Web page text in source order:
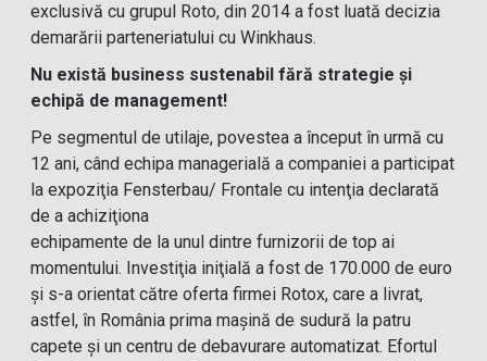
exclusivă cu grupul Roto, din 2014 a fost luată decizia
demarării parteneriatului cu Winkhaus.
Nu există business sustenabil fără strategie şi
echipă de management!
Pe segmentul de utilaje, povestea a început în urmă cu
12 ani, când echipa managerială a companiei a participat
la expoziţia Fensterbau/ Frontale cu intenţia declarată
de a achiziţiona
echipamente de la unul dintre furnizorii de top ai
momentului. Investiţia iniţială a fost de 170.000 de euro
şi s-a orientat către oferta firmei Rotox, care a livrat,
astfel, în România prima maşină de sudură la patru
capete şi un centru de debavurare automatizat. Efortul